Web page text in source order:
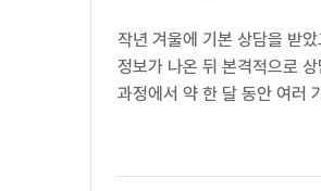
작년 겨울에 기본 상담을 받
정보가 나온 뒤 본격적으로
과정에서 약 한 달 동안 여러
업체에서 받은 견적서까지